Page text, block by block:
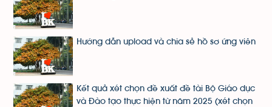
Hướng dẫn upload và chia sẻ hồ sơ ứng viên
Kết quả xét chọn đề xuất đề tài Bộ Giáo dục
và Đào tạo thực hiện từ năm 2025 (xét chọn